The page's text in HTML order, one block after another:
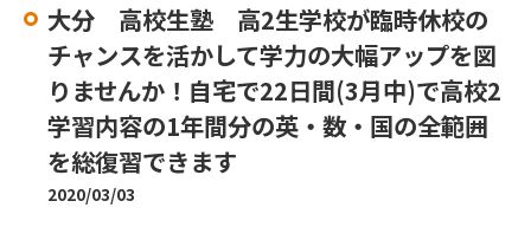
大分 高校生塾 高2生学校が臨時休校の
チャンスを活かして学力の大幅アップを図
りませんか！自宅で22日間(3月中)で高校2
学習内容の1年間分の英・数・国の全範囲
を総復習できます
2020/03/03